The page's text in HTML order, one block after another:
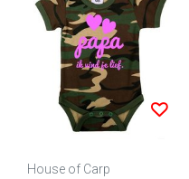
House of Carp